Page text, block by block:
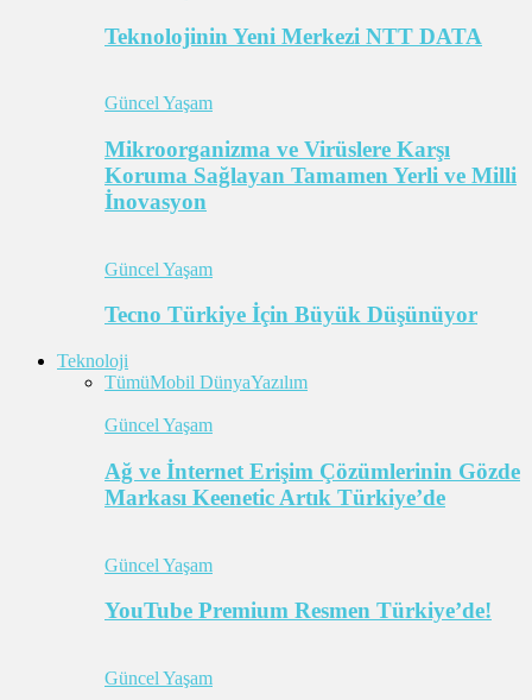
Teknolojinin Yeni Merkezi NTT DATA
Güncel Yaşam
Mikroorganizma ve Virüslere Karşı
Koruma Sağlayan Tamamen Yerli ve Milli
İnovasyon
Güncel Yaşam
Tecno Türkiye İçin Büyük Düşünüyor
Teknoloji
TümüMobil DünyaYazılım
Güncel Yaşam
Ağ ve İnternet Erişim Çözümlerinin Gözde
Markası Keenetic Artık Türkiye’de
Güncel Yaşam
YouTube Premium Resmen Türkiye’de!
Güncel Yaşam